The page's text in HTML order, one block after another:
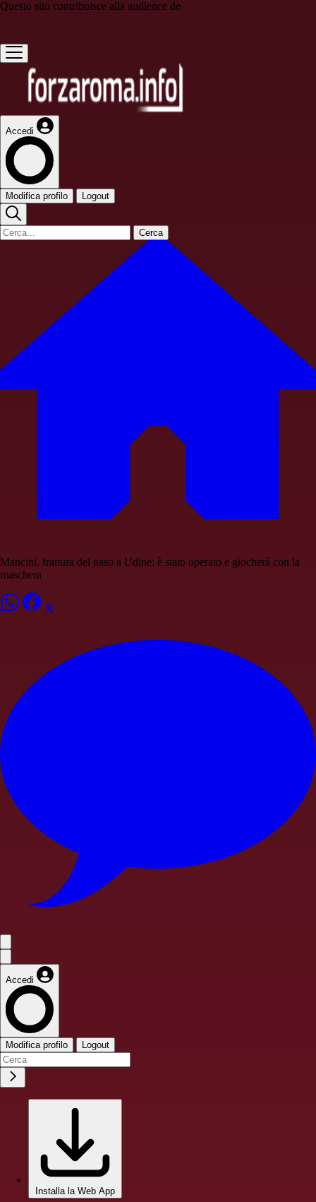
Questo sito contribuisce alla audience de
Accedi
Modifica profilo Logout
Cerca
Mancini, frattura del naso a Udine: è stato operato e giocherà con la
maschera
Accedi
Modifica profilo Logout
Installa la Web App